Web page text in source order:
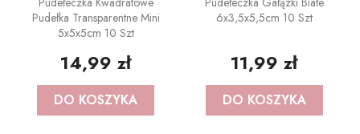
Pudełka Transparentne Mini
5x5x5cm 10 Szt
14,99 zł
DO KOSZYKA
6x3,5x5,5cm 10 Szt
11,99 zł
DO KOSZYKA